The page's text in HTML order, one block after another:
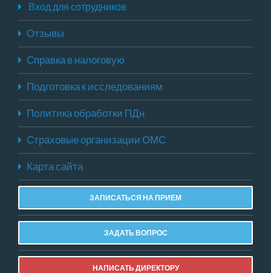
Вход для сотрудников
Отзывы
Справка в налоговую
Подготовка к исследованиям
Политика обработки ПДн
Страховые организации ОМС
Карта сайта
ЗАПИСАТЬСЯ НА ПРИЕМ
ЗАДАТЬ ВОПРОС
НАПИСАТЬ ДИРЕКТОРУ